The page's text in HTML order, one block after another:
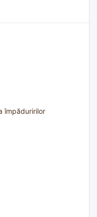
împăduririlor